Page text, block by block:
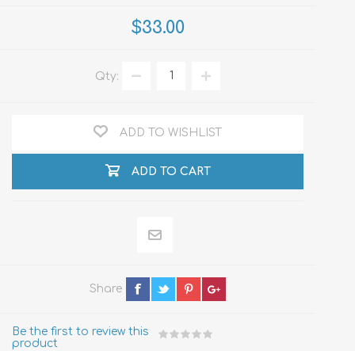
$33.00
Qty:
ADD TO WISHLIST
ADD TO CART
Share
Be the first to review this
product